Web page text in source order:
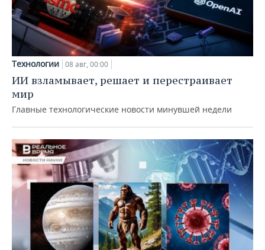
Технологии 08 авг, 00:00
ИИ взламывает, решает и перестраивает
мир
Главные технологические новости минувшей недели